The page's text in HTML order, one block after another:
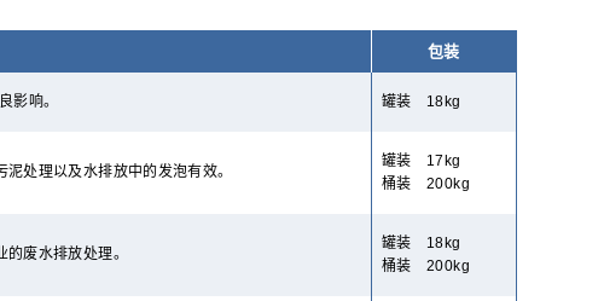
包装
影响。 罐装 18kg
处理以及水排放中的发泡有效。
罐装 17kg
桶装 200kg
废水排放处理。
罐装 18kg
桶装 200kg